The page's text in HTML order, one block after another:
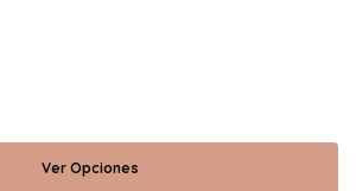
Ver Opciones